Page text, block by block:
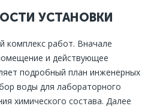
УСТАНОВКИ
работ. Вначале
и действующее
подробный план инженерных
воды для лабораторного
химического состава. Далее